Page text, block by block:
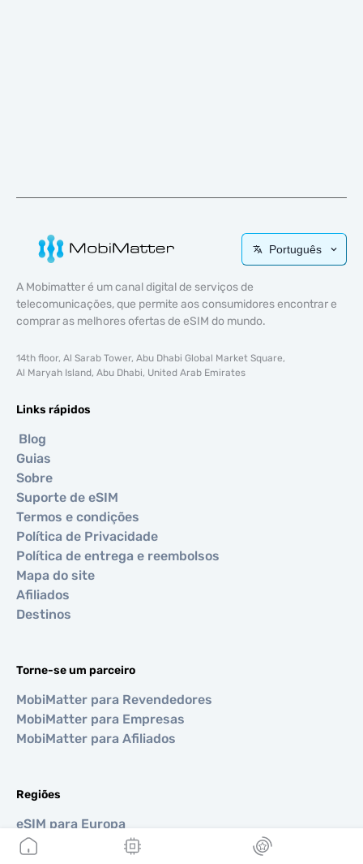
Português
A Mobimatter é um canal digital de serviços de
telecomunicações, que permite aos consumidores encontrar e
comprar as melhores ofertas de eSIM do mundo.
14th floor, Al Sarab Tower, Abu Dhabi Global Market Square,
Al Maryah Island, Abu Dhabi, United Arab Emirates
Links rápidos
Blog
Guias
Sobre
Suporte de eSIM
Termos e condições
Política de Privacidade
Política de entrega e reembolsos
Mapa do site
Afiliados
Destinos
Torne-se um parceiro
MobiMatter para Revendedores
MobiMatter para Empresas
MobiMatter para Afiliados
Regiões
eSIM para Europa
eSIM para Ásia